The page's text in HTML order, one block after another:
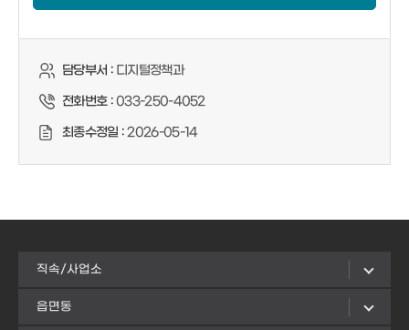
담당부서 :디지털정책과
전화번호 :033-250-4052
최종수정일 :2026-05-14
직속/사업소
읍면동